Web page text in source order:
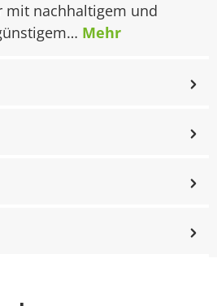
mit nachhaltigem und
Mehr